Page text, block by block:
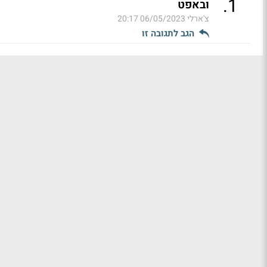
1
. ובאפט
צ'ארלי06/05/2023 20:17
הגב לתגובה זו